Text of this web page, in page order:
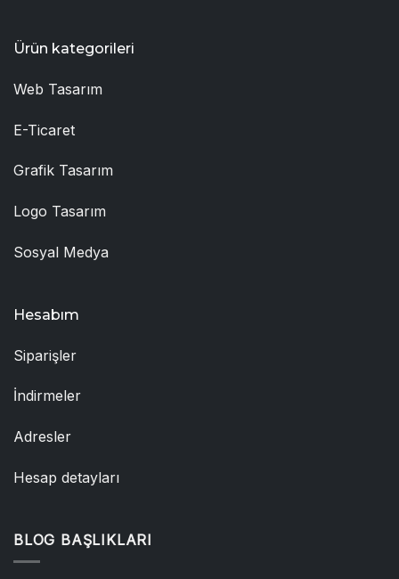
Ürün kategorileri
Web Tasarım
E-Ticaret
Grafik Tasarım
Logo Tasarım
Sosyal Medya
Hesabım
Siparişler
İndirmeler
Adresler
Hesap detayları
BLOG BAŞLIKLARI